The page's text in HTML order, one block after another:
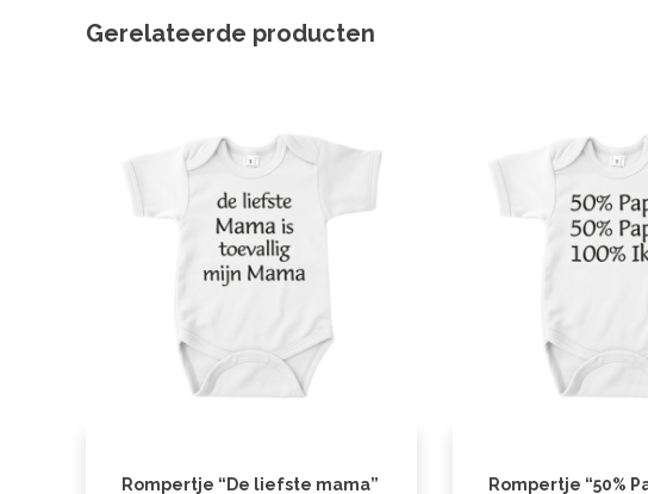
Gerelateerde producten
Rompertje “De liefste mama” Rompertje “50%